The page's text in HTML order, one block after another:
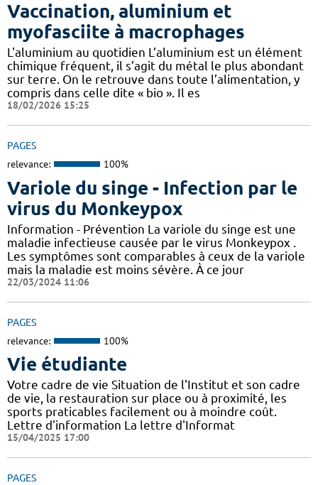
Vaccination, aluminium et
myofasciite à macrophages
L'aluminium au quotidien L’aluminium est un élément
chimique fréquent, il s’agit du métal le plus abondant
sur terre. On le retrouve dans toute l’alimentation, y
compris dans celle dite « bio ». Il es
18/02/2026 15:25
PAGES
relevance: 100%
Variole du singe - Infection par le
virus du Monkeypox
Information - Prévention La variole du singe est une
maladie infectieuse causée par le virus Monkeypox .
Les symptômes sont comparables à ceux de la variole
mais la maladie est moins sévère. À ce jour
22/03/2024 11:06
PAGES
relevance: 100%
Vie étudiante
Votre cadre de vie Situation de l'Institut et son cadre
de vie, la restauration sur place ou à proximité, les
sports praticables facilement ou à moindre coût.
Lettre d'information La lettre d'Informat
15/04/2025 17:00
PAGES